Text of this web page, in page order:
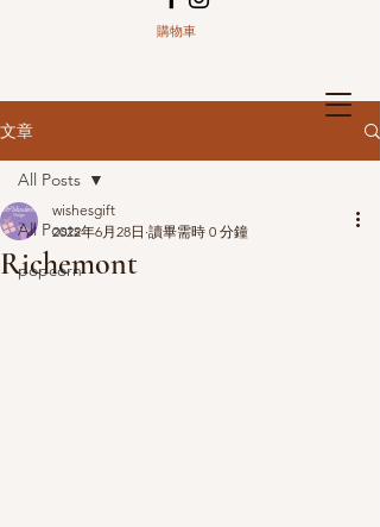
購物車
文章
All Posts
popcorn
All Posts
Richemont
wishesgift
2022年6月28日 讀畢需時 0 分鐘